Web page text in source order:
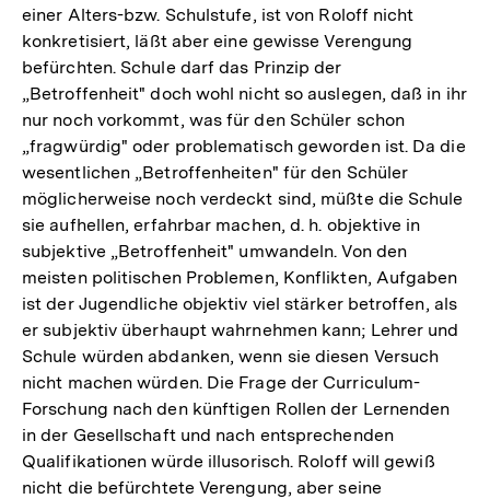
einer Alters-bzw. Schulstufe, ist von Roloff nicht
konkretisiert, läßt aber eine gewisse Verengung
befürchten. Schule darf das Prinzip der
„Betroffenheit" doch wohl nicht so auslegen, daß in ihr
nur noch vorkommt, was für den Schüler schon
„fragwürdig" oder problematisch geworden ist. Da die
wesentlichen „Betroffenheiten" für den Schüler
möglicherweise noch verdeckt sind, müßte die Schule
sie aufhellen, erfahrbar machen, d. h. objektive in
subjektive „Betroffenheit" umwandeln. Von den
meisten politischen Problemen, Konflikten, Aufgaben
ist der Jugendliche objektiv viel stärker betroffen, als
er subjektiv überhaupt wahrnehmen kann; Lehrer und
Schule würden abdanken, wenn sie diesen Versuch
nicht machen würden. Die Frage der Curriculum-
Forschung nach den künftigen Rollen der Lernenden
in der Gesellschaft und nach entsprechenden
Qualifikationen würde illusorisch. Roloff will gewiß
nicht die befürchtete Verengung, aber seine